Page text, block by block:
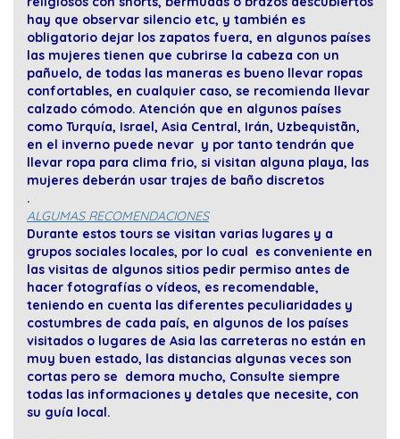
hay que observar silencio etc, y también es
obligatorio dejar los zapatos fuera, en algunos países
las mujeres tienen que cubrirse la cabeza con un
pañuelo, de todas las maneras es bueno llevar ropas
confortables, en cualquier caso, se recomienda llevar
calzado cómodo. Atención que en algunos países
como Turquía, Israel, Asia Central, Irán, Uzbequistãn,
en el inverno puede nevar y por tanto tendrán que
llevar ropa para clima frio, si visitan alguna playa, las
mujeres deberán usar trajes de baño discretos
.
ALGUMAS RECOMENDACIONES
Durante estos tours se visitan varias lugares y a
grupos sociales locales, por lo cual es conveniente en
las visitas de algunos sitios pedir permiso antes de
hacer fotografías o vídeos, es recomendable,
teniendo en cuenta las diferentes peculiaridades y
costumbres de cada país, en algunos de los países
visitados o lugares de Asia las carreteras no están en
muy buen estado, las distancias algunas veces son
cortas pero se demora mucho, Consulte siempre
todas las informaciones y detales que necesite, con
su guía local.